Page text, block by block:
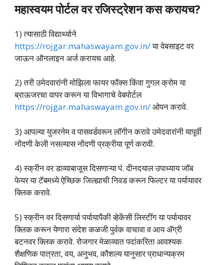
महास्वयम पोर्टल वर रजिस्ट्रेशन कस करायच?
1) त्यासाठी विद्यार्थ्याने
https://rojgar.mahaswayam.gov.in/या वेबसाइट वर
जाऊन ऑनलाइन अर्ज करायच आहे.
2) तरी उमेदवारांनी मोझिला फायर फॉक्स किंवा गुगल क्रोम या
ब्राऊजरचा वापर करून या विभागाचे वेबपोर्टल
https://rojgar.mahaswayam.gov.in/ओपन करावे.
3) आपल्या युजरनेम व पासवर्डवरून लॉगीन करावे उमेदवारांनी यापूर्वी
नोंदणी केली नसल्यास नोंदणी प्रक्रीया पूर्ण करावी.
4) स्क्रीन वर डाव्याबाजूस दिसणाऱ्या पं. दीनदयाल उपाध्याय जॉब
फेयर या टॅबमध्ये ऐच्छिक जिल्ह्याची निवड करून फिल्टर या पर्यायावर
क्लिक करावे.
5) स्क्रीन वर दिसणार्या पर्यायापैकी व्हेकेंसी लिस्टींग या पर्यायावर
क्लिक करून येणारा संदेश कळजी पुर्वक वाचावा व आय ॲग्री
बटनवर क्लिक करावे. रोजगार मेळाव्यात पदांकरिता आवश्यक
शैक्षणिक पात्रता, वय, अनुभव, कौशल्य यानुसार प्राधान्यक्रम